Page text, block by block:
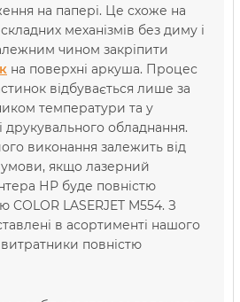
на папері. Це схоже на
механізмів без диму і
чином закріпити
на поверхні аркуша. Процес
відбувається лише за
температури та у
друкувального обладнання.
виконання залежить від
умови, якщо лазерний
НР буде повністю
LASERJET M554. З
в асортименті нашого
повністю